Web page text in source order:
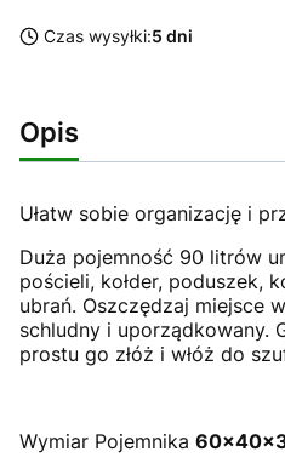
Czas wysyłki:5 dni
Opis
Ułatw sobie organizację i
Duża pojemność 90 litrów
pościeli, kołder, poduszek,
ubrań. Oszczędzaj miejsce
schludny i uporządkowany.
prostu go złóż i włóż do
Wymiar Pojemnika